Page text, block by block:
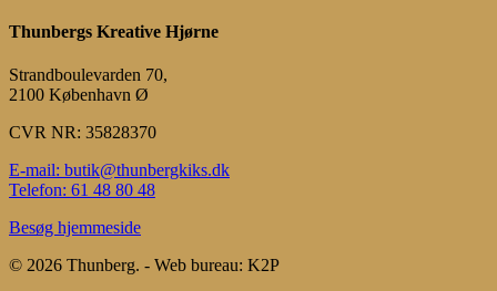
Thunbergs Kreative Hjørne
Strandboulevarden 70,
2100 København Ø
CVR NR: 35828370
E-mail: butik@thunbergkiks.dk
Telefon: 61 48 80 48
Besøg hjemmeside
© 2026 Thunberg. - Web bureau: K2P